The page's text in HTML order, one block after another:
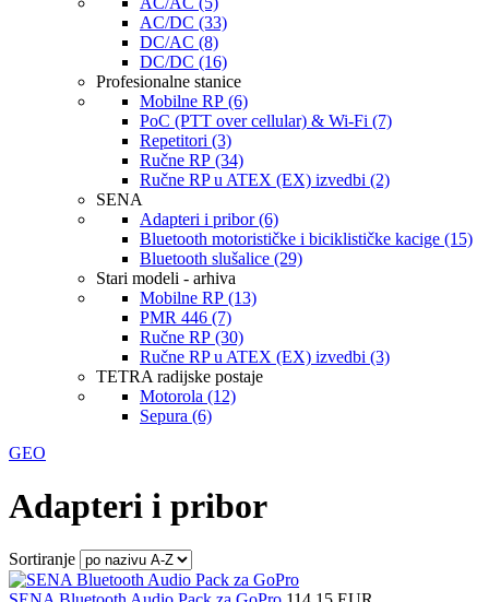
AC/DC (33)
DC/AC (8)
DC/DC (16)
Profesionalne stanice
Mobilne RP (6)
PoC (PTT over cellular) & Wi-Fi (7)
Repetitori (3)
Ručne RP (34)
Ručne RP u ATEX (EX) izvedbi (2)
SENA
Adapteri i pribor (6)
Bluetooth motorističke i biciklističke kacige (15)
Bluetooth slušalice (29)
Stari modeli - arhiva
Mobilne RP (13)
PMR 446 (7)
Ručne RP (30)
Ručne RP u ATEX (EX) izvedbi (3)
TETRA radijske postaje
Motorola (12)
Sepura (6)
GEO
Adapteri i pribor
Sortiranje